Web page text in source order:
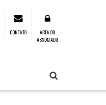
CONTATO
AREA DO
ASSOCIADO